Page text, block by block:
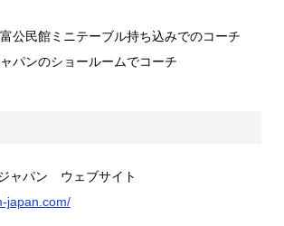
公民館ミニテーブル持ち込みでのコーチ
パンのショールームでコーチ
ャパン ウェブサイト
japan.com/